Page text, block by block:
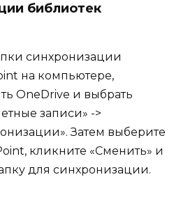
библиотек
синхронизации
на компьютере,
OneDrive и выбрать
записи» ->
Затем выберите
кликните «Сменить» и
для синхронизации.